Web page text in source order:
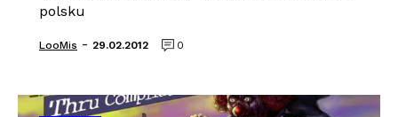
polsku
LooMis - 29.02.2012 0